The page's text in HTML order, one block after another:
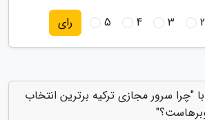
2
3
4
5 رای
"چرا سرور مجازی ترکیه برترین انتخاب